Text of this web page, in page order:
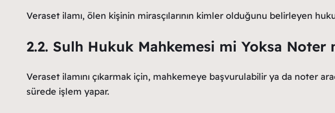
Veraset ilamı, ölen kişinin mirasçılarının kimler olduğunu belirleyen
2.2. Sulh Hukuk Mahkemesi mi Yoksa Noter
Veraset ilamını çıkarmak için, mahkemeye başvurulabilir ya da noter
sürede işlem yapar.